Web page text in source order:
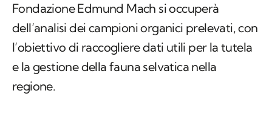
Fondazione Edmund Mach si occuperà
dell’analisi dei campioni organici prelevati, con
l’obiettivo di raccogliere dati utili per la tutela
e la gestione della fauna selvatica nella
regione.